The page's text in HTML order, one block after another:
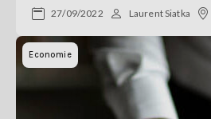
27/09/2022 Laurent Siatka
Economie